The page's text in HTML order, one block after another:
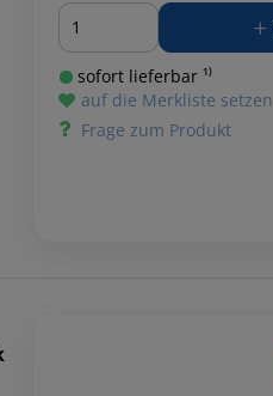
Menge
sofort lieferbar ¹⁾
auf die Merkliste setzen
Frage zum Produkt